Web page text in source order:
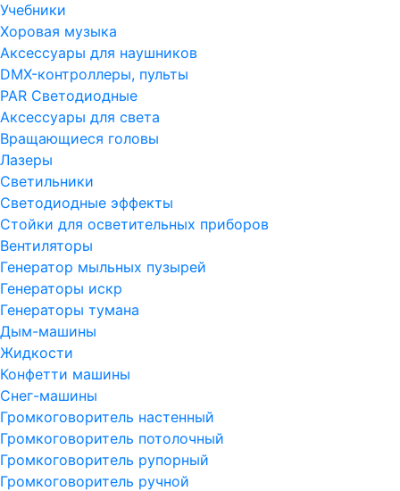
Учебники
Хоровая музыка
Аксессуары для наушников
DMX-контроллеры, пульты
PAR Светодиодные
Аксессуары для света
Вращающиеся головы
Лазеры
Светильники
Светодиодные эффекты
Стойки для осветительных приборов
Вентиляторы
Генератор мыльных пузырей
Генераторы искр
Генераторы тумана
Дым-машины
Жидкости
Конфетти машины
Снег-машины
Громкоговоритель настенный
Громкоговоритель потолочный
Громкоговоритель рупорный
Громкоговоритель ручной